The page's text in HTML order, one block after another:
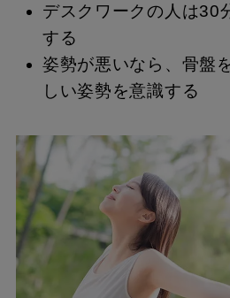
デスクワークの人は30
する
姿勢が悪いなら、骨盤
しい姿勢を意識する